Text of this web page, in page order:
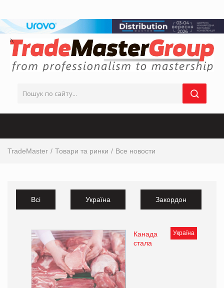
TradeMaster Товари та ринки Все новости
Всі Україна Закордон
Україна
Канада
стала